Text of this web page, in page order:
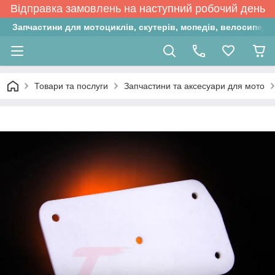
Відправка замовлень на наступний робочий день
Запчастини для мотоциклів, скутерів, мопедів,
Товари та послуги Запчастини та аксесуари для мото